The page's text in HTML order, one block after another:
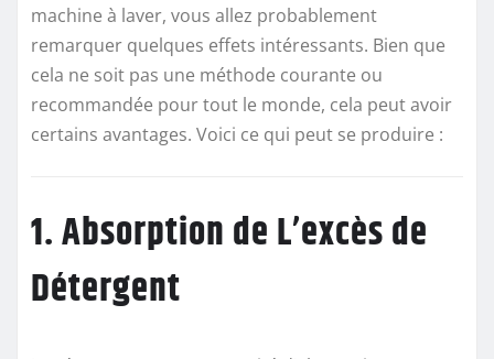
machine à laver, vous allez probablement
remarquer quelques effets intéressants. Bien que
cela ne soit pas une méthode courante ou
recommandée pour tout le monde, cela peut avoir
certains avantages. Voici ce qui peut se produire :
1. Absorption de L’excès de
Détergent